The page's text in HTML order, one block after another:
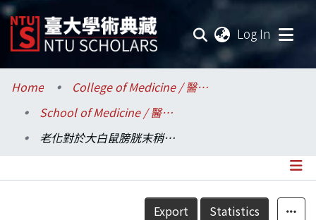
Log In
Communities & Collections
Research Outputs
Home
College of Medicine / 醫學院
School of Medicine / 醫學系
老化對於大白鼠膀胱末稍神經傳導物質之影響
Details
Export Statistics